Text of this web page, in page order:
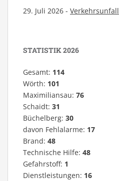
29. Juli 2026 - Verkehrsunfall
STATISTIK 2026
Gesamt: 114
Wörth: 101
Maximiliansau: 76
Schaidt: 31
Büchelberg: 30
davon Fehlalarme: 17
Brand: 48
Technische Hilfe: 48
Gefahrstoff: 1
Dienstleistungen: 16